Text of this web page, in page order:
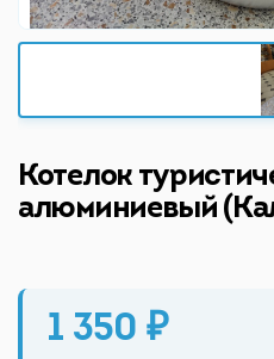
Котелок
алюминиевый
1 350 ₽